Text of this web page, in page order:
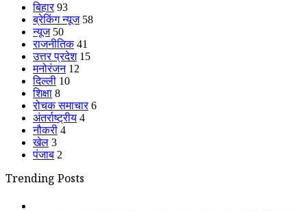
बिहार 93
ब्रेकिंग न्यूज 58
न्यूज 50
राजनीतिक 41
उत्तर प्रदेश 15
मनोरंजन 12
दिल्ली 10
शिक्षा 8
रोचक समाचार 6
अंतर्राष्ट्रीय 4
नौकरी 4
खेल 3
पंजाब 2
Trending Posts